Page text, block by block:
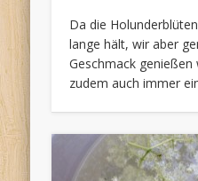
Da die
lange hält, wir aber
Geschmack
zudem auch immer